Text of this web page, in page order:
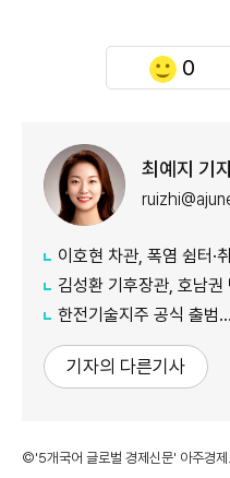
0
최예지 기
이호현 차관, 폭염 쉼터·취약
김성환 기후장관, 호남권 반도체
한전기술지주 공식 출범…특허
기자의 다른기사
©'5개국어 글로벌 경제신문' 아주경제.